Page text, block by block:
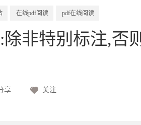
在线pdf阅读 pdf在线阅读
除非特别标注,否
享 关注